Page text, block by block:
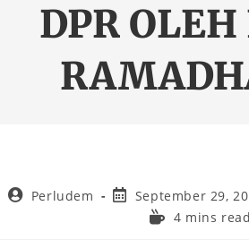
DPR
Perludem September 29,
4 mins read